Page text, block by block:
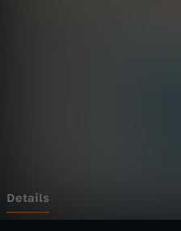
t
Details